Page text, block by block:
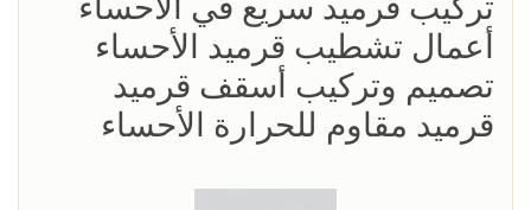
تركيب قرميد سريع في الأحساء
أعمال تشطيب قرميد الأحساء
تصميم وتركيب أسقف قرميد
قرميد مقاوم للحرارة الأحساء